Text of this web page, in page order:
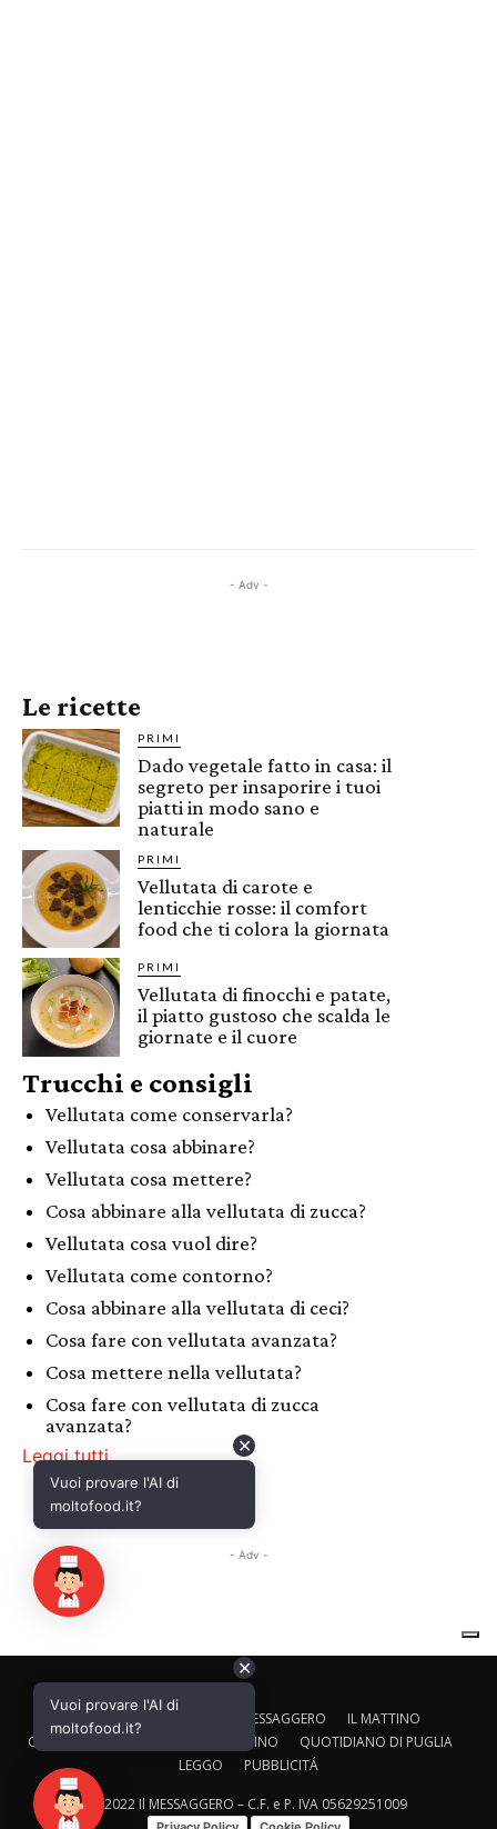
CALTAGIRONE EDITORE IL MESSAGGERO
IL MATTINO
CORRIERE ADRIATICO
IL GAZZETTINO
QUOTIDIANO DI PUGLIA
LEGGO
PUBBLICITÁ
© 2022 Il MESSAGGERO – C.F. e P. IVA 05629251009
✕
Vuoi provare l'AI di
moltofood.it?